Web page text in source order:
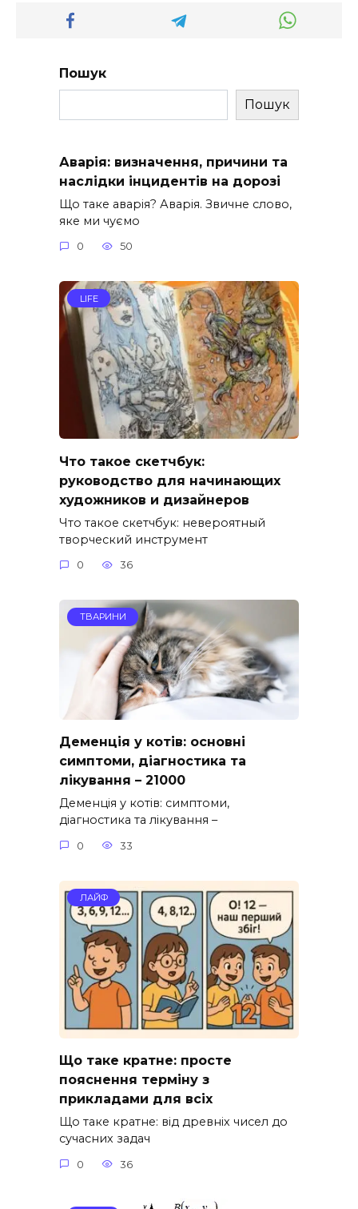
Пошук
Пошук
Аварія: визначення, причини та
наслідки інцидентів на дорозі
Що таке аварія? Аварія. Звичне слово,
яке ми чуємо
0 50
LIFE
Что такое скетчбук:
руководство для начинающих
художников и дизайнеров
Что такое скетчбук: невероятный
творческий инструмент
0 36
ТВАРИНИ
Деменція у котів: основні
симптоми, діагностика та
лікування – 21000
Деменція у котів: симптоми,
діагностика та лікування –
0 33
ЛАЙФ
Що таке кратне: просте
пояснення терміну з
прикладами для всіх
Що таке кратне: від древніх чисел до
сучасних задач
0 36